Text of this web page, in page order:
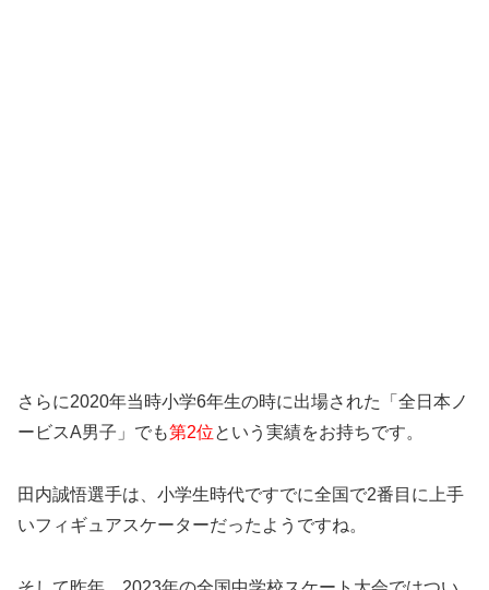
さらに2020年当時小学6年生の時に出場された「全日本ノ
ービスA男子」でも第2位という実績をお持ちです。
田内誠悟選手は、小学生時代ですでに全国で2番目に上手
いフィギュアスケーターだったようですね。